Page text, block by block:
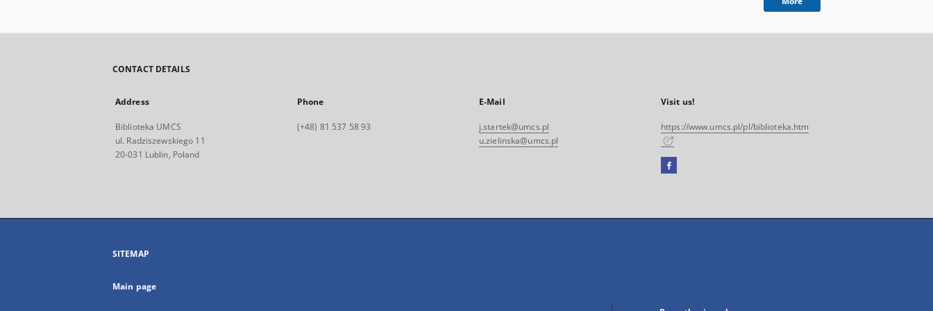
CONTACT DETAILS
Address
Biblioteka UMCS
ul. Radziszewskiego 11
20-031 Lublin, Poland
Phone
(+48) 81 537 58 93
E-Mail
j.startek@umcs.pl
u.zielinska@umcs.pl
Visit us!
https://www.umcs.pl/pl/biblioteka.htm
Facebook
open
SITEMAP
Main page